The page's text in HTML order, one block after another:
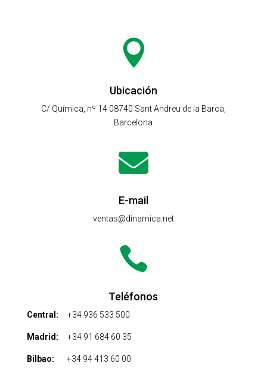

Ubicación
C/ Química, nº 14 08740 Sant Andreu de la Barca,
Barcelona

E-mail
ventas@dinamica.net

Teléfonos
Central: +34 936 533 500
Madrid: +34 91 684 60 35
Bilbao: +34 94 413 60 00